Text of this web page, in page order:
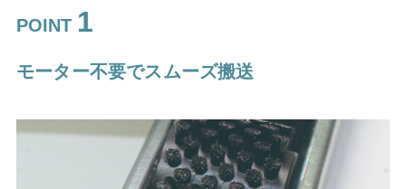
POINT 1
モーター不要でスムーズ搬送